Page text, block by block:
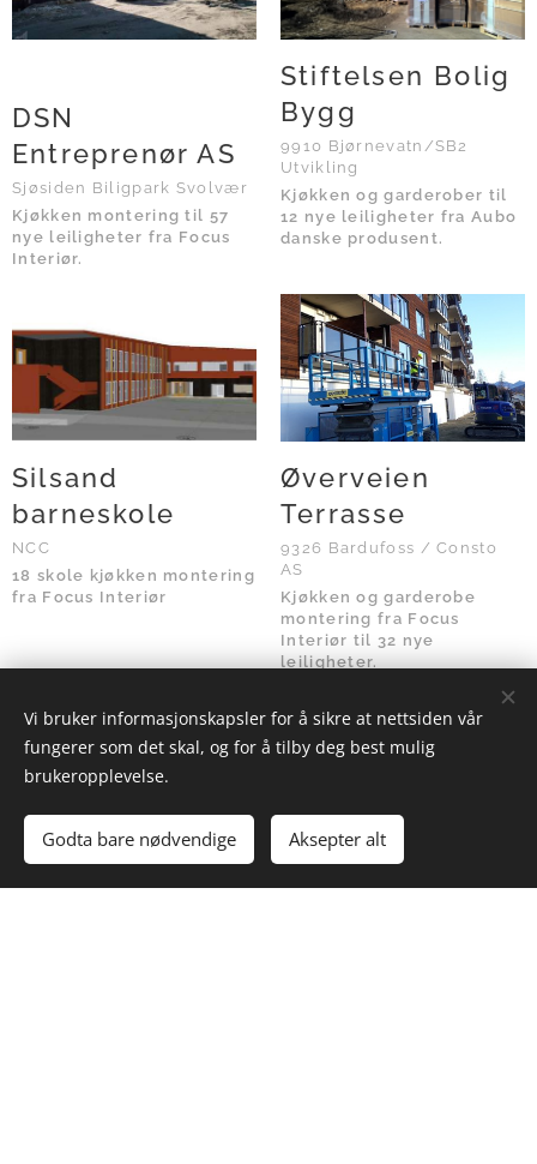
DSN
Entreprenør AS
Sjøsiden Biligpark Svolvær
Kjøkken montering til 57
nye leiligheter fra Focus
Interiør.
Stiftelsen Bolig
Bygg
9910 Bjørnevatn/SB2
Utvikling
Kjøkken og garderober til
12 nye leiligheter fra Aubo
danske produsent.
Silsand
barneskole
NCC
18 skole kjøkken montering
fra Focus Interiør
Øverveien
Terrasse
9326 Bardufoss / Consto
AS
Kjøkken og garderobe
montering fra Focus
Interiør til 32 nye
leiligheter.
Vi bruker informasjonskapsler for å sikre at nettsiden vår
fungerer som det skal, og for å tilby deg best mulig
brukeropplevelse.
Godta bare nødvendige Aksepter alt